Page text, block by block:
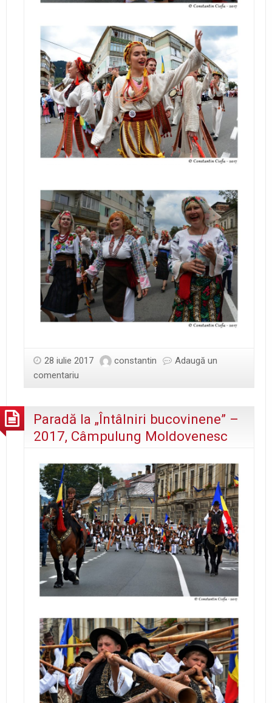
28 iulie 2017 constantin
Adaugă un
comentariu
Paradă la „Întâlniri bucovinene” –
2017, Câmpulung Moldovenesc